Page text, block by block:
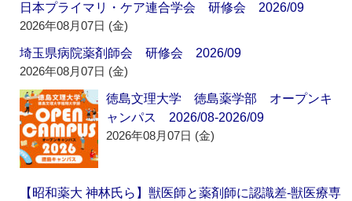
日本プライマリ・ケア連合学会 研修会 2026/09
2026年08月07日 (金)
埼玉県病院薬剤師会 研修会 2026/09
2026年08月07日 (金)
徳島文理大学 徳島薬学部 オープンキ
ャンパス 2026/08-2026/09
2026年08月07日 (金)
【昭和薬大 神林氏ら】獣医師と薬剤師に認識差‐獣医療専